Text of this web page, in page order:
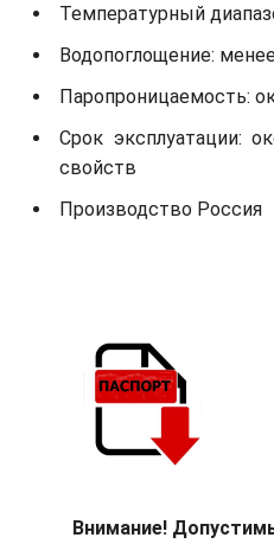
Температурный
Водопоглощение:
Паропроницаемость:
Срок эксплуатации:
свойств
Производство Россия
Внимание!